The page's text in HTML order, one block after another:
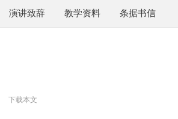
演讲致辞 教学资料 条据书信
下载本文